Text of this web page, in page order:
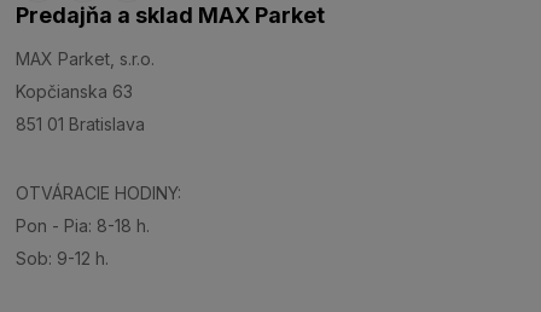
Predajňa a sklad MAX Parket
MAX Parket, s.r.o.
Kopčianska 63
851 01 Bratislava
OTVÁRACIE HODINY:
Pon - Pia: 8-18 h.
Sob: 9-12 h.